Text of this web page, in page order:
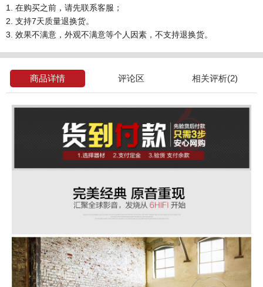
1. 在购买之前，请先联系客服；
2. 支持7天质量退换货。
3. 效果不满意，外观不满意等个人因素，不支持退换货。
商品详情 评论区 相关评析(2)